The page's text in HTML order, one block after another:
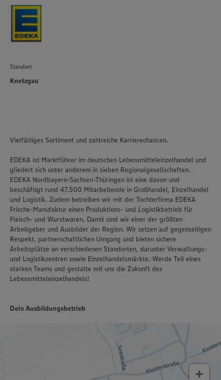
Standort
Knetzgau
Vielfältiges Sortiment und zahlreiche Karrierechancen.
EDEKA ist Marktführer im deutschen Lebensmitteleinzelhandel und
gliedert sich unter anderem in sieben Regionalgesellschaften.
EDEKA Nordbayern-Sachsen-Thüringen ist eine davon und
beschäftigt rund 47.500 Mitarbeitende in Großhandel, Einzelhandel
und Logistik. Zudem betreiben wir mit der Tochterfirma EDEKA
Frische-Manufaktur einen Produktions- und Logistikbetrieb für
Fleisch- und Wurstwaren. Damit sind wir einer der größten
Arbeitgeber und Ausbilder der Region. Wir setzen auf gegenseitigen
Respekt, partnerschaftlichen Umgang und bieten sichere
Arbeitsplätze an verschiedenen Standorten, darunter Verwaltungs-
und Logistikzentren sowie Einzelhandelsmärkte. Werde Teil eines
starken Teams und gestalte mit uns die Zukunft des
Lebensmitteleinzelhandels!
Dein Ausbildungsbetrieb